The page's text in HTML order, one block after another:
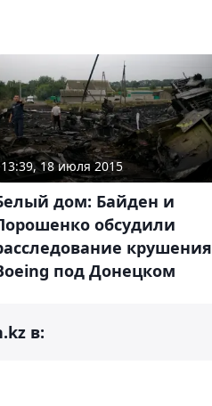
13:39, 18 июля 2015
дом: Байден и
обсудили
крушения
под Донецком
в: